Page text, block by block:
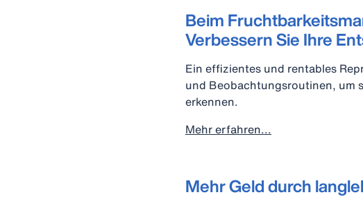
Beim
Verbessern Sie Ihre
Ein effizientes und rentables
und Beobachtungsroutinen, um
erkennen.
Mehr erfahren...
Mehr Geld durch